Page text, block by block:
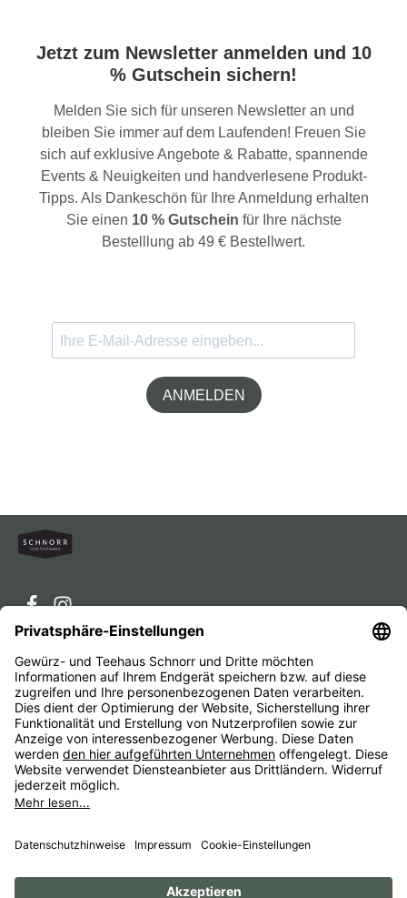
Jetzt zum Newsletter anmelden und 10
% Gutschein sichern!
Melden Sie sich für unseren Newsletter an und
bleiben Sie immer auf dem Laufenden! Freuen Sie
sich auf exklusive Angebote & Rabatte, spannende
Events & Neuigkeiten und handverlesene Produkt-
Tipps. Als Dankeschön für Ihre Anmeldung erhalten
Sie einen 10 % Gutschein für Ihre nächste
Bestelllung ab 49 € Bestellwert.
ANMELDEN
Service-Hotline
Service
Unternehmen
Alle Preise inkl. gesetzl. Mehrwertsteuer zzgl.
anders angegeben.
ImpressumAGBWiderrufsbelehrungenDatenschutz